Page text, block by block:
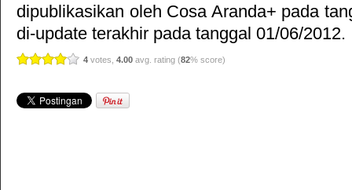
dipublikasikan oleh Cosa Aranda+ pada
di-update terakhir pada tanggal 01/06/2012.
4 votes, 4.00 avg. rating (82% score)